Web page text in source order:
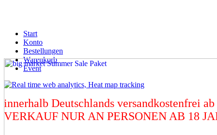
Start
Konto
Bestellungen
Warenkorb
Event
innerhalb Deutschlands versandkostenfrei
VERKAUF NUR AN PERSONEN AB 18